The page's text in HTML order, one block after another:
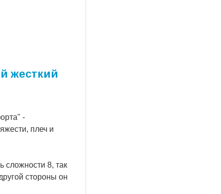
жесткий
-
плеч и
сложности 8, так
стороны он